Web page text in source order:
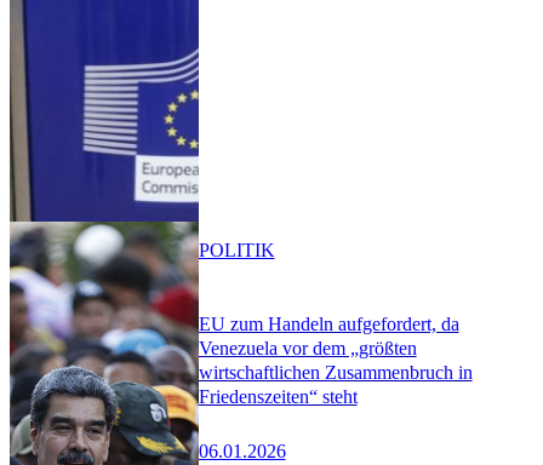
EU zum Handeln aufgefordert, da
Venezuela vor dem „größten
wirtschaftlichen Zusammenbruch in
Friedenszeiten“ steht
06.01.2026
POLITIK